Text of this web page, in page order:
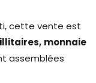
cette vente est
monnaie
assemblées